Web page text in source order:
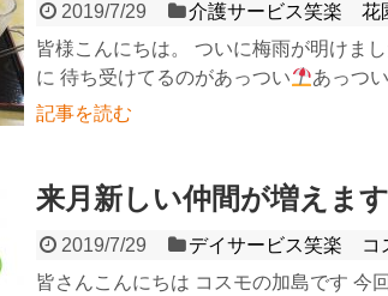
2019/7/29
介護サービス笑楽 花
皆様こんにちは。 ついに梅雨が明けま
に 待ち受けてるのがあっつい
あっつ
記事を読む
来月新しい仲間が増えま
2019/7/29
デイサービス笑楽 コ
皆さんこんにちは コスモの加島です 今